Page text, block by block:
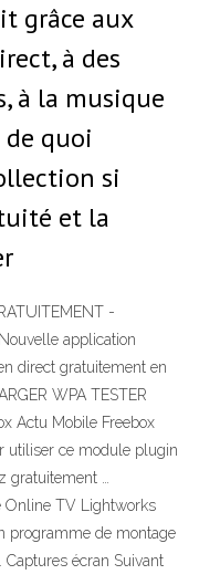
grâce aux
à des
à la musique
de quoi
si
et la
-
application
direct gratuitement en
WPA TESTER
Actu Mobile Freebox
utiliser ce module plugin
gratuitement …
Online TV Lightworks
programme de montage
écran Suivant